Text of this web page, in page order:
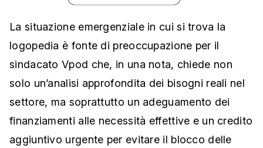
La situazione emergenziale in cui si trova la
logopedia è fonte di preoccupazione per il
sindacato Vpod che, in una nota, chiede non
solo un’analisi approfondita dei bisogni reali nel
settore, ma soprattutto un adeguamento dei
finanziamenti alle necessità effettive e un credito
aggiuntivo urgente per evitare il blocco delle